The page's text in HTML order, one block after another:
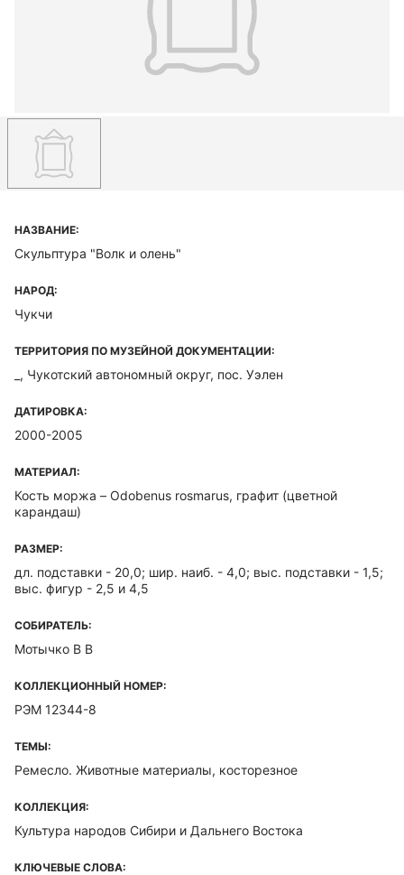
НАЗВАНИЕ:
Скульптура "Волк и олень"
НАРОД:
Чукчи
ТЕРРИТОРИЯ ПО МУЗЕЙНОЙ ДОКУМЕНТАЦИИ:
_, Чукотский автономный округ, пос. Уэлен
ДАТИРОВКА:
2000-2005
МАТЕРИАЛ:
Кость моржа – Odobenus rosmarus, графит (цветной
карандаш)
РАЗМЕР:
дл. подставки - 20,0; шир. наиб. - 4,0; выс. подставки - 1,5;
выс. фигур - 2,5 и 4,5
СОБИРАТЕЛЬ:
Мотычко В В
КОЛЛЕКЦИОННЫЙ НОМЕР:
РЭМ 12344-8
ТЕМЫ:
Ремесло. Животные материалы, косторезное
КОЛЛЕКЦИЯ:
Культура народов Сибири и Дальнего Востока
КЛЮЧЕВЫЕ СЛОВА: